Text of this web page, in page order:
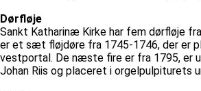
Dørfløje
Sankt Katharinæ Kirke har fem dørfløje
er et sæt fløjdøre fra 1745-1746, der er
vestportal. De næste fire er fra 1795, er
Johan Riis og placeret i orgelpulpiturets